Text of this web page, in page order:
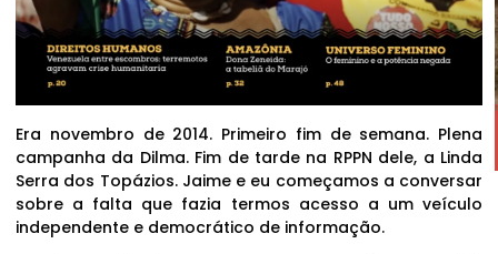
Era novembro de 2014. Primeiro fim de semana. Plena
campanha da Dilma. Fim de tarde na RPPN dele, a Linda
Serra dos Topázios. Jaime e eu começamos a conversar
sobre a falta que fazia termos acesso a um veículo
independente e democrático de informação.